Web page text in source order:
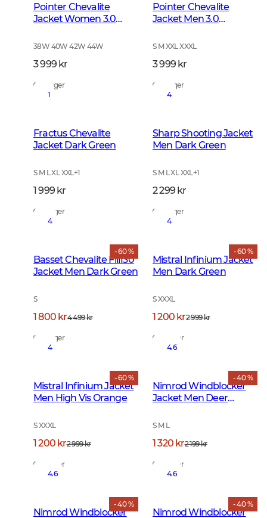
Pointer Chevalite
Jacket Women 3.0
38W 40W 42W 44W
3 999 kr
På lager
Pointer Chevalite
Jacket Men 3.0
S M XXL XXXL
3 999 kr
På lager
1
Fractus Chevalite
Jacket Dark Green
S M L XL XXL+1
1 999 kr
På lager
4
Sharp Shooting Jacket
Men Dark Green
S M L XL XXL+1
2 299 kr
På lager
- 60 %
4
Basset Chevalite Fill130
Jacket Men Dark Green
S
1 800 kr4 499 kr
På lager
- 60 %
4
Mistral Infinium Jacket
Men Dark Green
S XXXL
1 200 kr2 999 kr
På lager
- 60 %
4
Mistral Infinium Jacket
Men High Vis Orange
S XXXL
1 200 kr2 999 kr
På lager
- 40 %
4.6
Nimrod Windblocker
Jacket Men Deer
S M L
1 320 kr2 199 kr
På lager
- 40 %
4.6
Nimrod Windblocker
- 40 %
4.6
Nimrod Windblocker